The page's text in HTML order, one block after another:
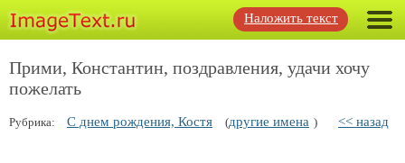
Наложить текст
Прими, Константин, поздравления, удачи хочу
пожелать
Рубрика: С днем рождения, Костя (другие имена ) << назад